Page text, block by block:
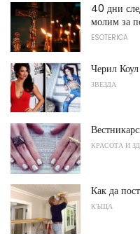
40 дни
молим за
ESOTERICA
Черил
ЗВЕЗДА
КРАСОТА И
Как да
КЪЩА